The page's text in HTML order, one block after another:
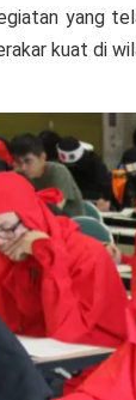
yang
kuat di